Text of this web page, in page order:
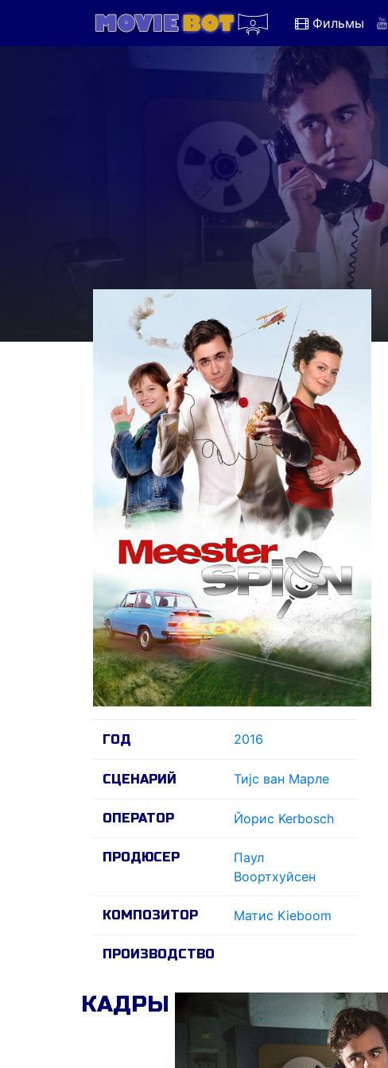
Фильмы
ГОД 2016
СЦЕНАРИЙ Тиjс ван Марле
ОПЕРАТОР Йорис Kerbosch
ПРОДЮСЕР
Паул
Воортхуйсен
КОМПОЗИТОР Матис Kieboom
ПРОИЗВОДСТВО
КАДРЫ